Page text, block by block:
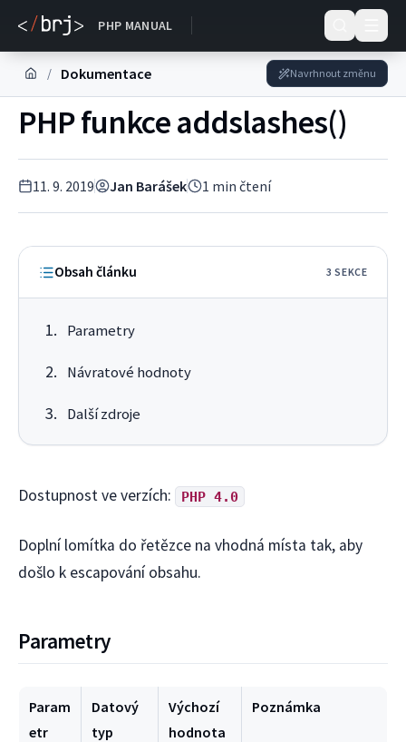
PHP MANUAL
Dokumentace
/ Dokumentace Navrhnout změnu
PHP funkce addslashes()
11. 9. 2019 Jan Barášek 1 min čtení
Obsah článku 3 SEKCE
Parametry
Návratové hodnoty
Další zdroje
Dostupnost ve verzích: PHP 4.0
Doplní lomítka do řetězce na vhodná místa tak, aby
došlo k escapování obsahu.
Parametry
Param
etr
Datový
typ
Výchozí
hodnota
Poznámka